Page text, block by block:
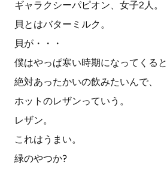
ギャラクシーパピオン、女子2人。
貝とはバターミルク。
貝が・・・
僕はやっぱ寒い時期になってくると
絶対あったかいの飲みたいんで、
ホットのレザンっていう。
レザン。
これはうまい。
緑のやつか?